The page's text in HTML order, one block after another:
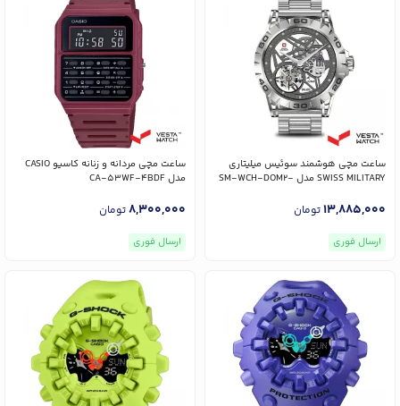
ساعت مچی هوشمند سوئیس میلیتاری
SWISS MILITARY مدل SM-WCH-DOM2-
13,885,000تومان
ارسال فوری
ساعت مچی مردانه و زنانه کاسیو CASIO
مدل CA-53WF-4BDF
8,300,000تومان
ارسال فوری